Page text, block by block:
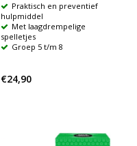
Praktisch en preventief
hulpmiddel
Met laagdrempelige
spelletjes
Groep 5 t/m 8
€24,90